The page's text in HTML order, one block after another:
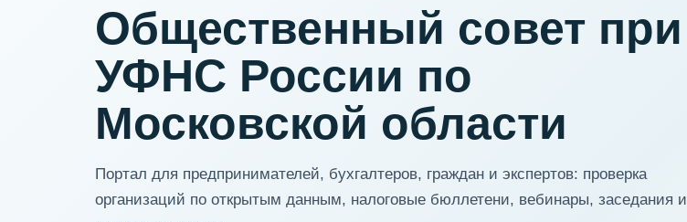
Общественный совет при
УФНС России по
Московской области
Портал для предпринимателей, бухгалтеров, граждан и экспертов: проверка
организаций по открытым данным, налоговые бюллетени, вебинары, заседания и